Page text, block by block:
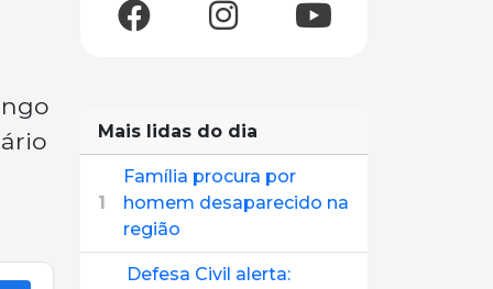
Mais lidas do dia
1
Família procura por
homem desaparecido na
região
Defesa Civil alerta: